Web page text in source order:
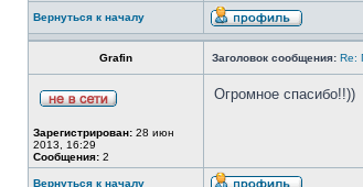
Вернуться к началу
Grafin Заголовок сообщения: Re:
Зарегистрирован: 28 июн
2013, 16:29
Сообщения: 2
Огромное спасибо!!))
Вернуться к началу